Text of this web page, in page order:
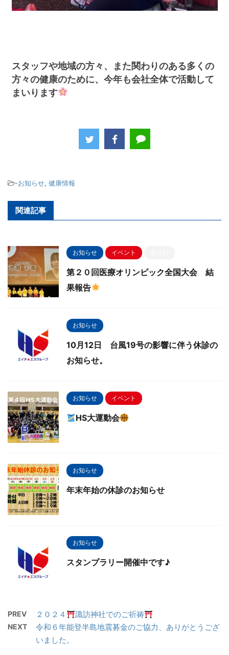
スタッフや地域の方々、また関わりのある多くの
方々の健康のために、今年も会社全体で活動して
まいります
-お知らせ, 健康情報
関連記事
お知らせ イベント
第２０回医療オリンピック全国大会 結
果報告
お知らせ
10月12日 台風19号の影響に伴う休診の
お知らせ。
お知らせ イベント
HS大運動会
お知らせ
年末年始の休診のお知らせ
お知らせ
スタンプラリー開催中です♪
PREV ２０２４ 諏訪神社でのご祈祷
NEXT
令和６年能登半島地震募金のご協力、ありがとうござ
いました。